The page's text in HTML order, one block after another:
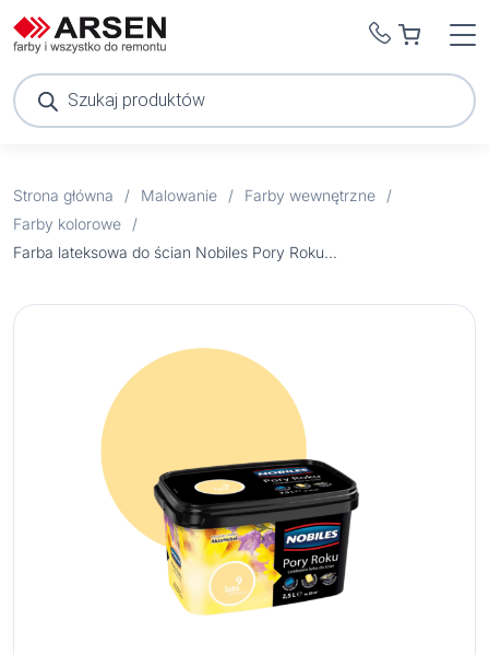
Wyszukiwarka
produktów
Strona główna / Malowanie / Farby wewnętrzne
/
Farby kolorowe
/
Farba lateksowa do ścian Nobiles Pory Roku lato pszeniczne 9 2,5 l